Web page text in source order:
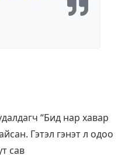
“Бид нар хавар
Гэтэл гэнэт л одоо
сав